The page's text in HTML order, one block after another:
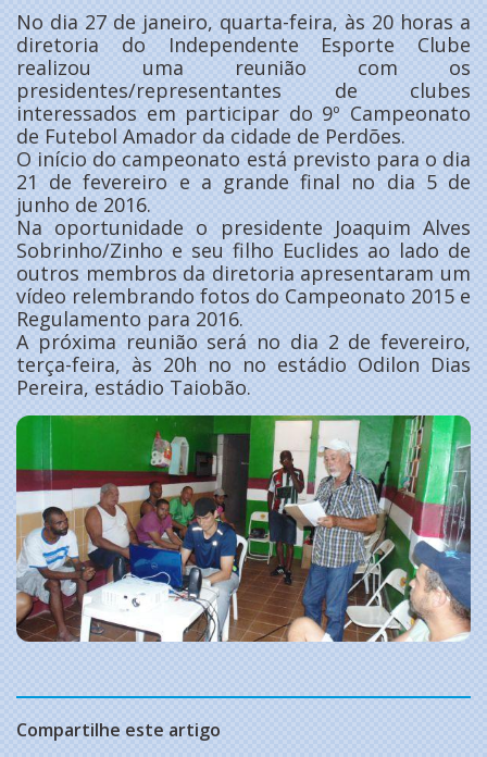
No dia 27 de janeiro, quarta-feira, às 20 horas a
diretoria do Independente Esporte Clube
realizou uma reunião com os
presidentes/representantes de clubes
interessados em participar do 9º Campeonato
de Futebol Amador da cidade de Perdões.
O início do campeonato está previsto para o dia
21 de fevereiro e a grande final no dia 5 de
junho de 2016.
Na oportunidade o presidente Joaquim Alves
Sobrinho/Zinho e seu filho Euclides ao lado de
outros membros da diretoria apresentaram um
vídeo relembrando fotos do Campeonato 2015 e
Regulamento para 2016.
A próxima reunião será no dia 2 de fevereiro,
terça-feira, às 20h no no estádio Odilon Dias
Pereira, estádio Taiobão.
Compartilhe este artigo